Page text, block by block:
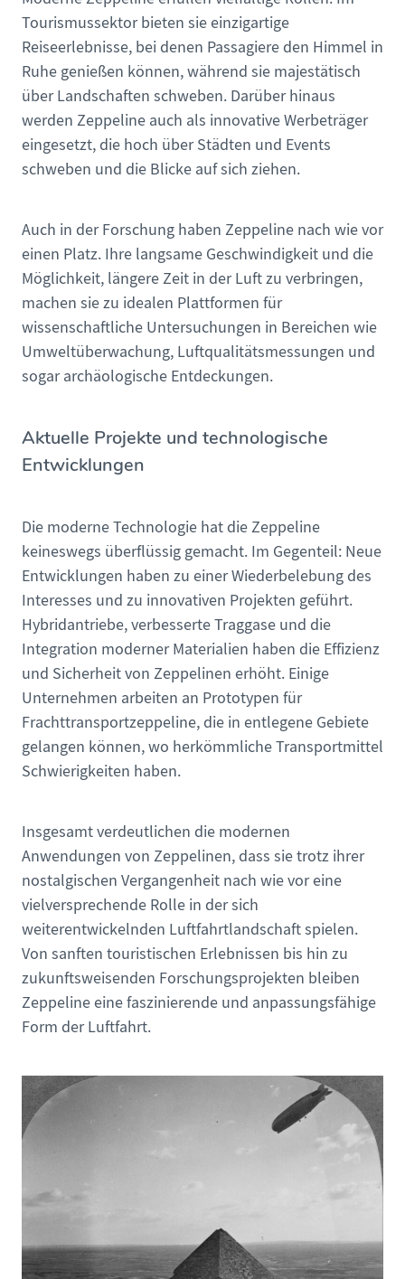
Tourismussektor bieten sie einzigartige
Reiseerlebnisse, bei denen Passagiere den Himmel in
Ruhe genießen können, während sie majestätisch
über Landschaften schweben. Darüber hinaus
werden Zeppeline auch als innovative Werbeträger
eingesetzt, die hoch über Städten und Events
schweben und die Blicke auf sich ziehen.
Auch in der Forschung haben Zeppeline nach wie vor
einen Platz. Ihre langsame Geschwindigkeit und die
Möglichkeit, längere Zeit in der Luft zu verbringen,
machen sie zu idealen Plattformen für
wissenschaftliche Untersuchungen in Bereichen wie
Umweltüberwachung, Luftqualitätsmessungen und
sogar archäologische Entdeckungen.
Aktuelle Projekte und technologische
Entwicklungen
Die moderne Technologie hat die Zeppeline
keineswegs überflüssig gemacht. Im Gegenteil: Neue
Entwicklungen haben zu einer Wiederbelebung des
Interesses und zu innovativen Projekten geführt.
Hybridantriebe, verbesserte Traggase und die
Integration moderner Materialien haben die Effizienz
und Sicherheit von Zeppelinen erhöht. Einige
Unternehmen arbeiten an Prototypen für
Frachttransportzeppeline, die in entlegene Gebiete
gelangen können, wo herkömmliche Transportmittel
Schwierigkeiten haben.
Insgesamt verdeutlichen die modernen
Anwendungen von Zeppelinen, dass sie trotz ihrer
nostalgischen Vergangenheit nach wie vor eine
vielversprechende Rolle in der sich
weiterentwickelnden Luftfahrtlandschaft spielen.
Von sanften touristischen Erlebnissen bis hin zu
zukunftsweisenden Forschungsprojekten bleiben
Zeppeline eine faszinierende und anpassungsfähige
Form der Luftfahrt.